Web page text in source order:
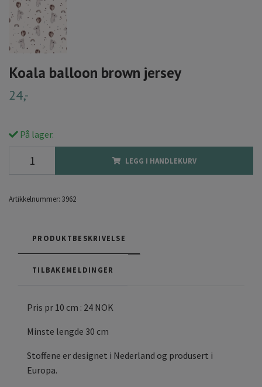
Koala balloon brown jersey
24,-
På lager.
LEGG I HANDLEKURV
Artikkelnummer: 3962
PRODUKTBESKRIVELSE
TILBAKEMELDINGER
Pris pr 10 cm : 24 NOK
Minste lengde 30 cm
Stoffene er designet i Nederland og produsert i
Europa.